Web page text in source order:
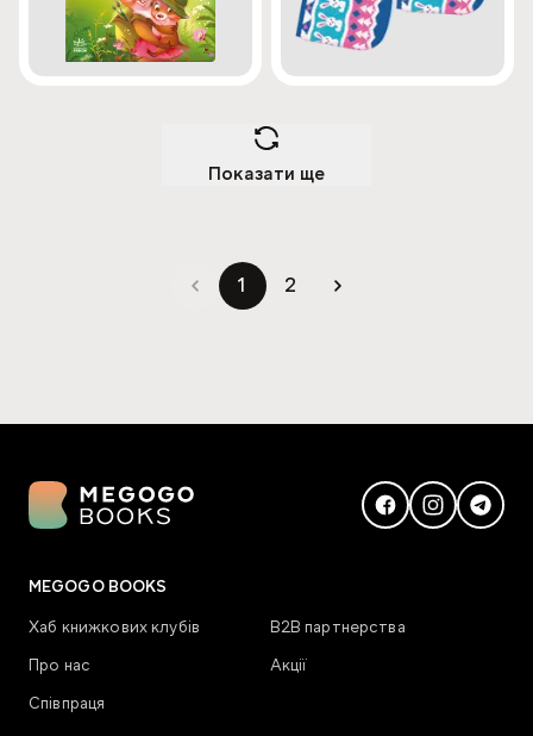
Показати ще
1 2
MEGOGO BOOKS
Хаб книжкових клубів
В2В партнерства
Про нас
Акції
Співпраця